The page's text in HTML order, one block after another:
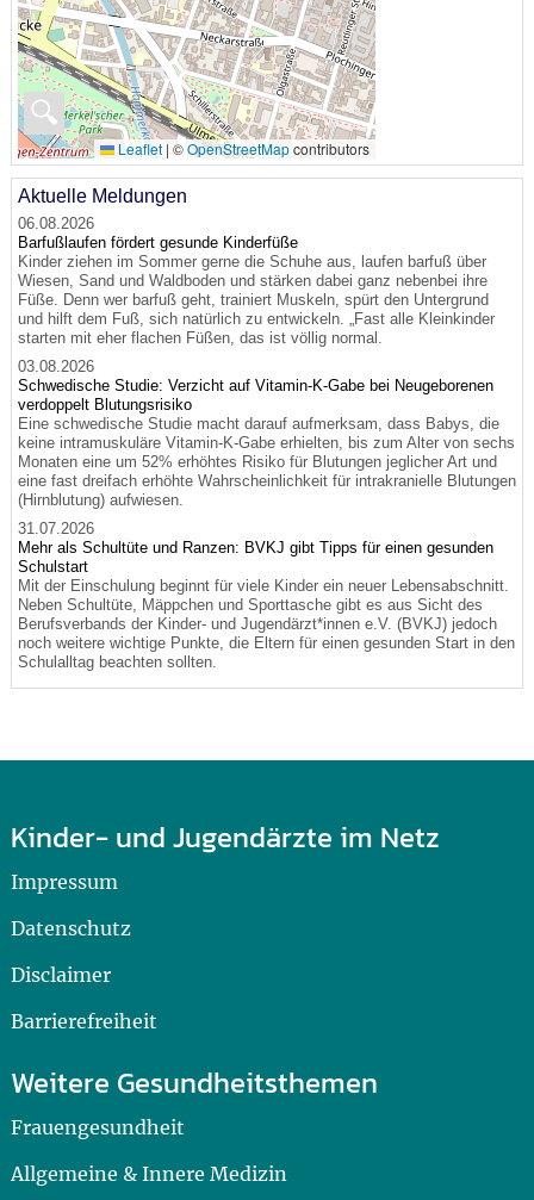
🔍
Leaflet | ©OpenStreetMapcontributors
Aktuelle Meldungen
06.08.2026
Barfußlaufen fördert gesunde Kinderfüße
Kinder ziehen im Sommer gerne die Schuhe aus, laufen barfuß über
Wiesen, Sand und Waldboden und stärken dabei ganz nebenbei ihre
Füße. Denn wer barfuß geht, trainiert Muskeln, spürt den Untergrund
und hilft dem Fuß, sich natürlich zu entwickeln. „Fast alle Kleinkinder
starten mit eher flachen Füßen, das ist völlig normal.
03.08.2026
Schwedische Studie: Verzicht auf Vitamin-K-Gabe bei Neugeborenen
verdoppelt Blutungsrisiko
Eine schwedische Studie macht darauf aufmerksam, dass Babys, die
keine intramuskuläre Vitamin-K-Gabe erhielten, bis zum Alter von sechs
Monaten eine um 52% erhöhtes Risiko für Blutungen jeglicher Art und
eine fast dreifach erhöhte Wahrscheinlichkeit für intrakranielle Blutungen
(Hirnblutung) aufwiesen.
31.07.2026
Mehr als Schultüte und Ranzen: BVKJ gibt Tipps für einen gesunden
Schulstart
Mit der Einschulung beginnt für viele Kinder ein neuer Lebensabschnitt.
Neben Schultüte, Mäppchen und Sporttasche gibt es aus Sicht des
Berufsverbands der Kinder- und Jugendärzt*innen e.V. (BVKJ) jedoch
noch weitere wichtige Punkte, die Eltern für einen gesunden Start in den
Schulalltag beachten sollten.
Kinder- und Jugendärzte im Netz
Impressum
Datenschutz
Disclaimer
Barrierefreiheit
Weitere Gesundheitsthemen
Frauengesundheit
Allgemeine & Innere Medizin